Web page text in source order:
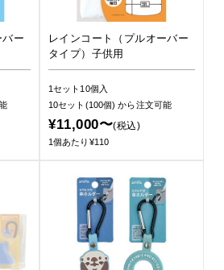
ー
レインコート（プルオーバー
タイプ）子供用
1セット10個入
10セット(100個)から注文可能
¥11,000〜(税込)
1個あたり¥110